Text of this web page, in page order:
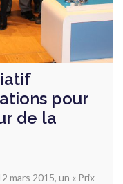
pour
de la
mars 2015, un « Prix